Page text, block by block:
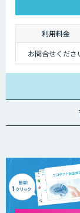
選定にもご活用
利用料金
お問合せくださ